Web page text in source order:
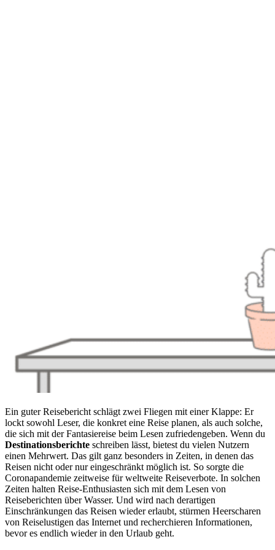
Ein guter Reisebericht schlägt zwei Fliegen mit einer Klappe: Er
lockt sowohl Leser, die konkret eine Reise planen, als auch solche,
die sich mit der Fantasiereise beim Lesen zufriedengeben. Wenn du
Destinationsberichte schreiben lässt, bietest du vielen Nutzern
einen Mehrwert. Das gilt ganz besonders in Zeiten, in denen das
Reisen nicht oder nur eingeschränkt möglich ist. So sorgte die
Coronapandemie zeitweise für weltweite Reiseverbote. In solchen
Zeiten halten Reise-Enthusiasten sich mit dem Lesen von
Reiseberichten über Wasser. Und wird nach derartigen
Einschränkungen das Reisen wieder erlaubt, stürmen Heerscharen
von Reiselustigen das Internet und recherchieren Informationen,
bevor es endlich wieder in den Urlaub geht.